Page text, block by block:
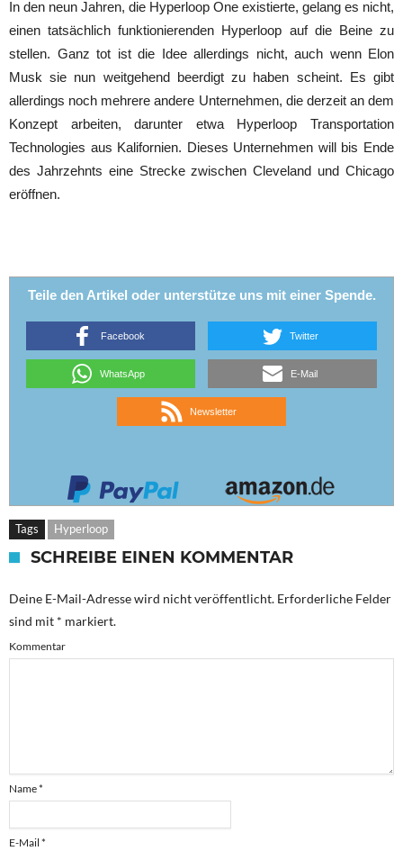
In den neun Jahren, die Hyperloop One existierte, gelang es nicht,
einen tatsächlich funktionierenden Hyperloop auf die Beine zu
stellen. Ganz tot ist die Idee allerdings nicht, auch wenn Elon
Musk sie nun weitgehend beerdigt zu haben scheint. Es gibt
allerdings noch mehrere andere Unternehmen, die derzeit an dem
Konzept arbeiten, darunter etwa Hyperloop Transportation
Technologies aus Kalifornien. Dieses Unternehmen will bis Ende
des Jahrzehnts eine Strecke zwischen Cleveland und Chicago
eröffnen.
Teile den Artikel oder unterstütze uns mit einer Spende.
Facebook Twitter
WhatsApp E-Mail
Newsletter
Tags Hyperloop
SCHREIBE EINEN KOMMENTAR
Deine E-Mail-Adresse wird nicht veröffentlicht. Erforderliche Felder
sind mit * markiert.
Kommentar
Name*
E-Mail *